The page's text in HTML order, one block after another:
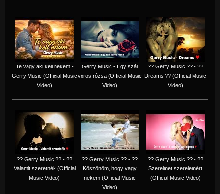
Te vagy aki kell nekem -
Gerry Music (Official Music
Video)
Gerry Music - Egy szál
vörös rózsa (Official Music
Video)
?? Gerry Music ?? - ??
Dreams ?? (Official Music
Video)
?? Gerry Music ?? - ??
Valamit szeretnék (Official
Music Video)
?? Gerry Music ?? - ??
Köszönöm, hogy vagy
nekem (Official Music
Video)
?? Gerry Music ?? - ??
Szerelmet szerelemért
(Official Music Video)